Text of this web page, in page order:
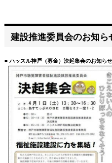
建設推進委員会のお知ら
■ ハッスル神戸（募金）決起集会のお知らせ